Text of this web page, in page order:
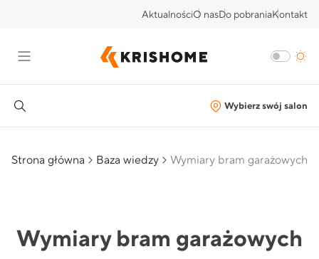
AktualnościO nasDo pobraniaKontakt
Wybierz swój salon
Strona główna Baza wiedzy Wymiary bram garażowych
Wymiary bram garażowych